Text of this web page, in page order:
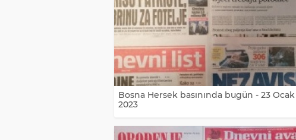
Bosna Hersek basınında bugün - 23 Ocak
2023